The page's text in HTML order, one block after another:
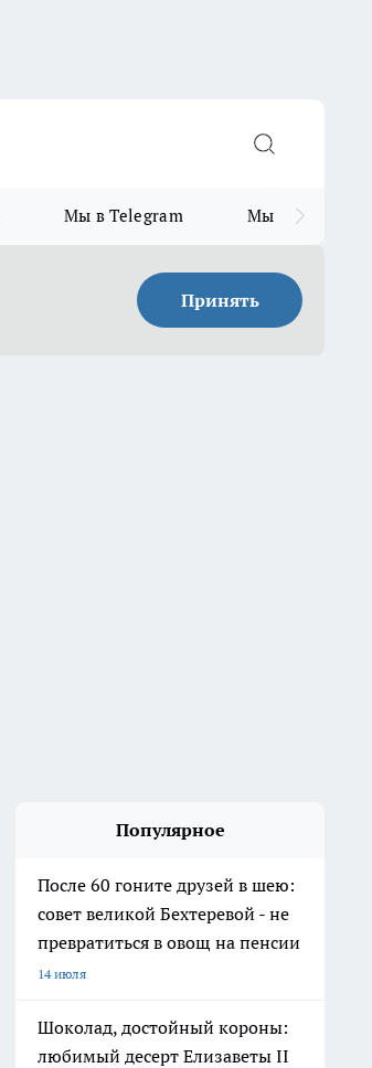
Мы в Telegram Мы в MAX
Принять
Популярное
После 60 гоните друзей в шею:
совет великой Бехтеревой - не
превратиться в овощ на пенсии
14 июля
Шоколад, достойный короны:
любимый десерт Елизаветы II